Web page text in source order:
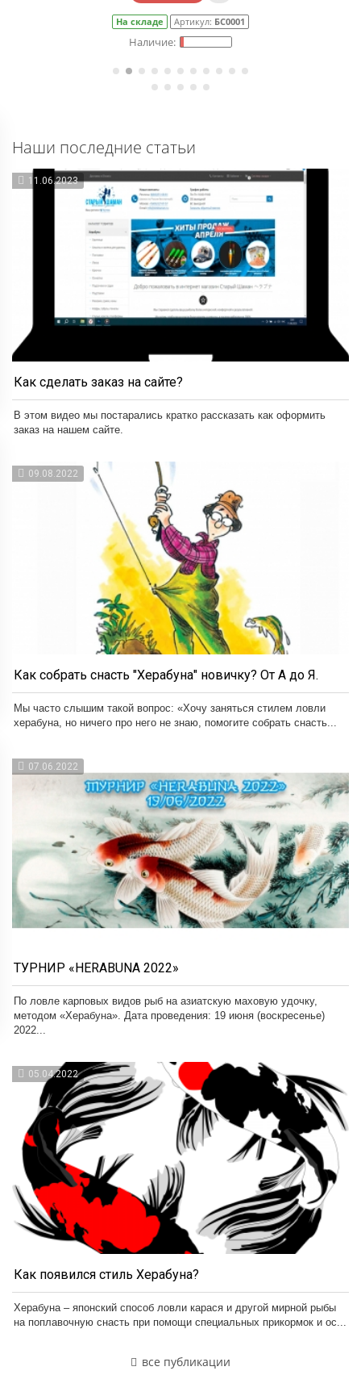
На складе Артикул: БС0001
Наши последние статьи
11.06.2023
Как сделать заказ на сайте?
В этом видео мы постарались кратко рассказать как оформить
заказ на нашем сайте.
09.08.2022
Как собрать снасть "Херабуна" новичку? От А до Я.
Мы часто слышим такой вопрос: «Хочу заняться стилем ловли
херабуна, но ничего про него не знаю, помогите собрать снасть...
07.06.2022
ТУРНИР «HERABUNA 2022»
По ловле карповых видов рыб на азиатскую маховую удочку,
методом «Херабуна». Дата проведения: 19 июня (воскресенье)
2022...
05.04.2022
Как появился стиль Херабуна?
Херабуна – японский способ ловли карася и другой мирной рыбы
на поплавочную снасть при помощи специальных прикормок и ос...
все публикации